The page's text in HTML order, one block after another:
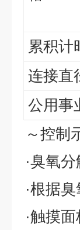
累积计
连接直
公用事
～控制
·臭氧
·根据
·触摸